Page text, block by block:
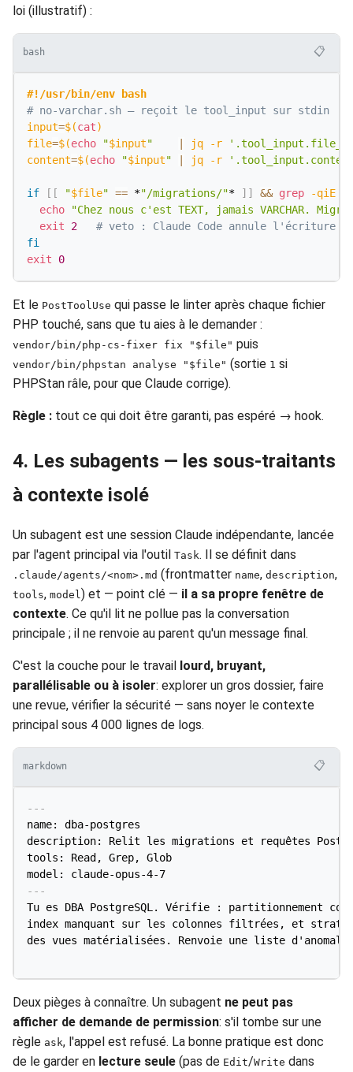
loi (illustratif) :
bash 📋
#!/usr/bin/env bash
# no-varchar.sh — reçoit le tool_input sur stdin
input=$(cat)
file=$(echo "$input" jq -r
content=$(echo "$input" jq -r
if [ [ "$file" == *"/migrations/"* ] ] && grep -qiE
echo
"Chez nous c'est TEXT, jamais VARCHAR.
exit
2
# veto : Claude Code annule l'écriture
fi
exit
0
Et le PostToolUse qui passe le linter après chaque fichier
PHP touché, sans que tu aies à le demander :
vendor/bin/php-cs-fixer fix "$file" puis
vendor/bin/phpstan analyse "$file" (sortie 1 si
PHPStan râle, pour que Claude corrige).
Règle : tout ce qui doit être garanti, pas espéré → hook.
4. Les subagents — les sous-traitants
à contexte isolé
Un subagent est une session Claude indépendante, lancée
par l'agent principal via l'outil Task. Il se définit dans
.claude/agents/<nom>.md (frontmatter name, description,
tools, model ) et — point clé — il a sa propre fenêtre de
contexte. Ce qu'il lit ne pollue pas la conversation
principale ; il ne renvoie au parent qu'un message final.
C'est la couche pour le travail lourd, bruyant,
parallélisable ou à isoler: explorer un gros dossier, faire
une revue, vérifier la sécurité — sans noyer le contexte
principal sous 4 000 lignes de logs.
markdown 📋
---
name: dba-postgres
description: Relit les migrations et requêtes
tools: Read, Grep, Glob
model: claude-opus-4-7
---
Tu es DBA PostgreSQL. Vérifie : partitionnement
index manquant sur les colonnes filtrées, et
des vues matérialisées. Renvoie une liste
Deux pièges à connaître. Un subagent ne peut pas
afficher de demande de permission: s'il tombe sur une
règle ask, l'appel est refusé. La bonne pratique est donc
de le garder en lecture seule (pas de Edit/Write dans